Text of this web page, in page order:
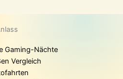
Gaming-Nächte
Vergleich